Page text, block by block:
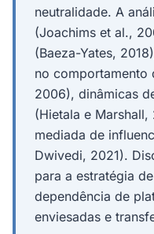
neutralidade. A
(Joachims et al.,
(Baeza-Yates,
no comportamento
2006), dinâmicas
(Hietala e
mediada de
Dwivedi, 2021).
para a estratégia
dependência de
enviesadas e